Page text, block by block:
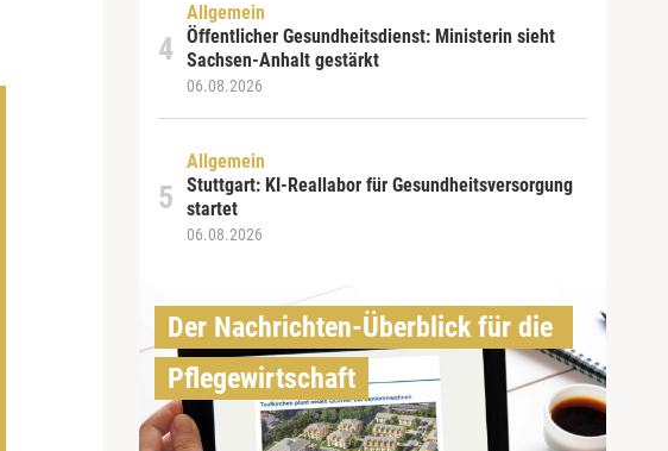
Allgemein
Öffentlicher Gesundheitsdienst: Ministerin sieht
Sachsen-Anhalt gestärkt
06.08.2026
Allgemein
Stuttgart: KI-Reallabor für Gesundheitsversorgung
startet
06.08.2026
Der Nachrichten-Überblick für die
Pflegewirtschaft